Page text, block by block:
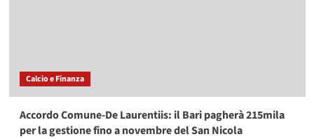
Calcio e Finanza
Accordo Comune-De Laurentiis: il Bari pagherà 215mila
per la gestione fino a novembre del San Nicola